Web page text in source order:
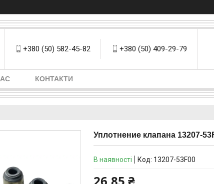
+380 (50) 582-45-82 +380 (50) 409-29-79
КОНТАКТИ
Уплотнение клапана 13207-
В наявності Код: 13207-53F00